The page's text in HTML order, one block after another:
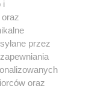
i
przez
oraz